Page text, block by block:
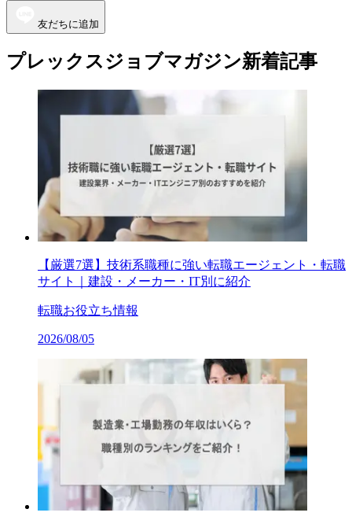
友だちに追加
プレックスジョブマガジン新着記事
【厳選7選】技術系職種に強い転職エージェント・転職
サイト｜建設・メーカー・IT別に紹介
転職お役立ち情報
2026/08/05